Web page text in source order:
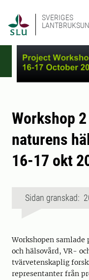
SVERIGES
Workshop
naturens
16-17 okt
Sidan granskad:
Workshopen
och hälsovård, VR-
tvärvetenskaplig
representanter från